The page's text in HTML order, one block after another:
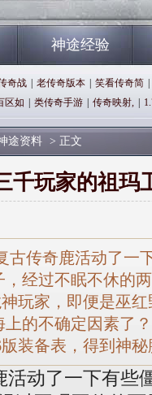
神途经验
奇战 老传奇版本 笑看传奇简
区如 类传奇手游 传奇映射,
途资料 > 正文
千玩家的祖玛
古传奇鹿活动了一
经过不眠不休的
玩家，即便是巫
的不确定因素了
装备表，得到神
活动了一下有些